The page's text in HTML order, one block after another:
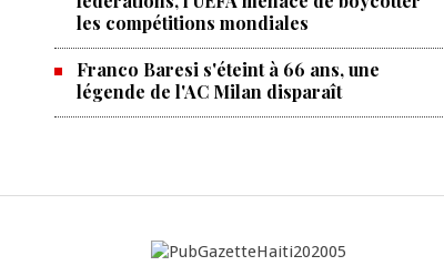
les compétitions mondiales
Franco Baresi s'éteint à 66 ans, une
légende de l'AC Milan disparaît